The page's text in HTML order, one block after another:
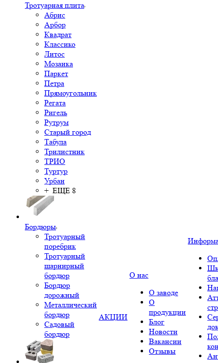
Тротуарная плита
Абрис
Арбор
Квадрат
Классико
Литос
Мозаика
Паркет
Петра
Прямоугольник
Регата
Ригель
Рутрум
Старый город
Табула
Трилистник
ТРИО
Туртур
Урбан
+ ЕЩЕ 8
Бордюры
Тротуарный
поребрик
Тротуарный
шарнирный
бордюр
Бордюр
дорожный
Металлический
бордюр
Садовый
бордюр
АКЦИИ
О нас
О заводе
О
продукции
Блог
Новости
Вакансии
Отзывы